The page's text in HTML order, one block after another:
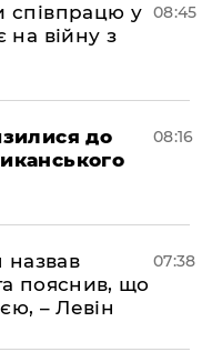
співпрацю у
на війну з
08:45
до
08:16
назвав
пояснив, що
– Левін
07:38